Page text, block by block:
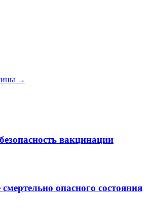
→
вакцинации
опасного состояния